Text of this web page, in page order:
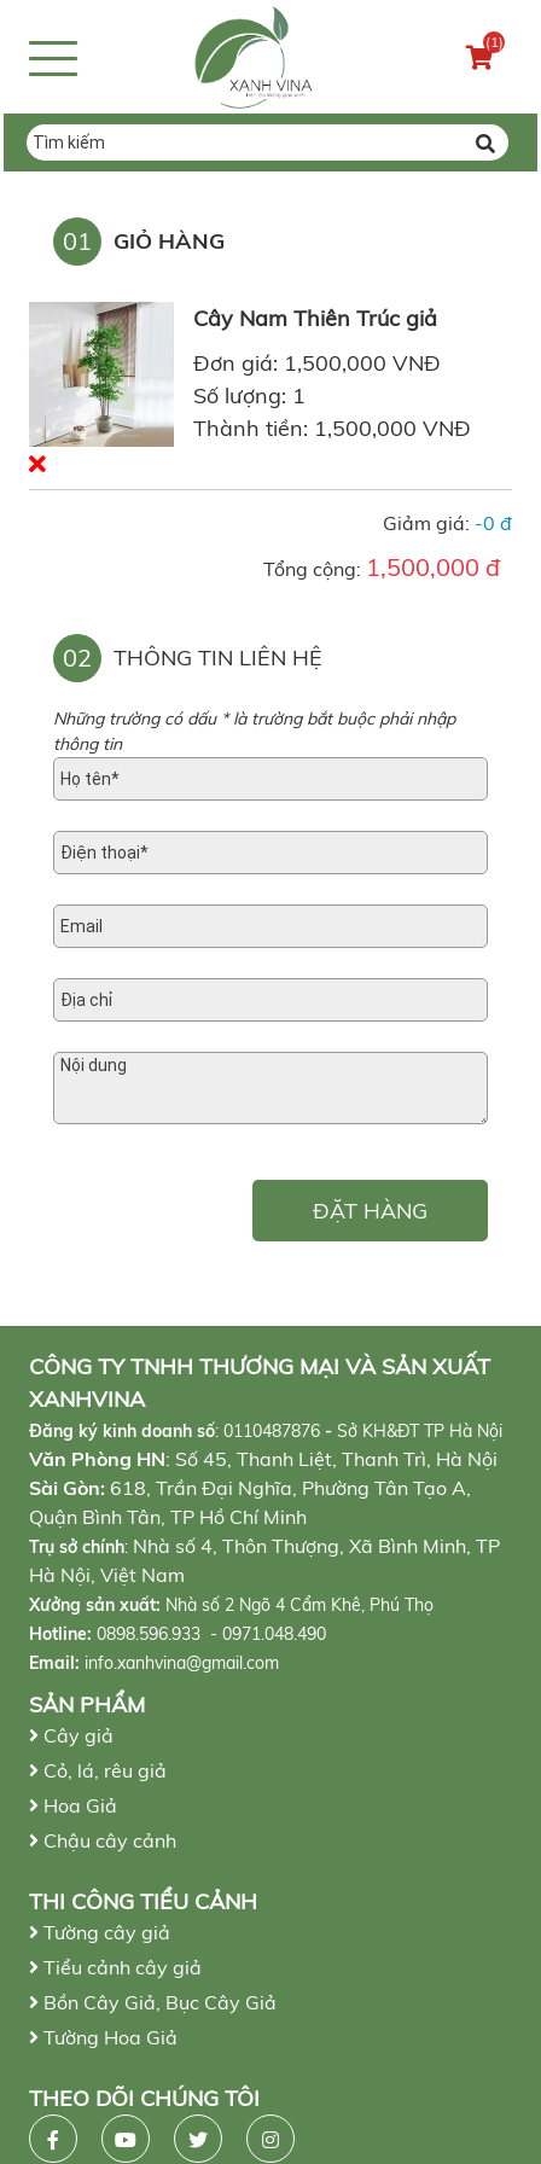
(1)
01 GIỎ HÀNG
Cây Nam Thiên Trúc giả
Đơn giá: 1,500,000 VNĐ
Số lượng: 1
Thành tiền: 1,500,000 VNĐ
Giảm giá: -0 đ
Tổng cộng: 1,500,000 đ
02 THÔNG TIN LIÊN HỆ
Những trường có dấu * là trường bắt buộc phải nhập
thông tin
ĐẶT HÀNG
CÔNG TY TNHH THƯƠNG MẠI VÀ SẢN XUẤT
XANHVINA
Đăng ký kinh doanh số: 0110487876 - Sở KH&ĐT TP Hà Nội
Văn Phòng HN: Số 45, Thanh Liệt, Thanh Trì, Hà Nội
Sài Gòn: 618, Trần Đại Nghĩa, Phường Tân Tạo A,
Quận Bình Tân, TP Hồ Chí Minh
Trụ sở chính: Nhà số 4, Thôn Thượng, Xã Bình Minh, TP
Hà Nội, Việt Nam
Xưởng sản xuất: Nhà số 2 Ngõ 4 Cẩm Khê, Phú Thọ
Hotline: 0898.596.933 - 0971.048.490
Email: info.xanhvina@gmail.com
SẢN PHẨM
Cây giả
Cỏ, lá, rêu giả
Hoa Giả
Chậu cây cảnh
THI CÔNG TIỂU CẢNH
Tường cây giả
Tiểu cảnh cây giả
Bồn Cây Giả, Bục Cây Giả
Tường Hoa Giả
THEO DÕI CHÚNG TÔI